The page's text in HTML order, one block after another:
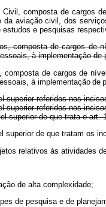
composta de cargos
aviação civil, dos
e pesquisas
composta de cargos de
à implementação
composta de cargos de
à implementação de
superior referidos nos
superior referidos nos
superior de que trata o art.
superior de que tratam os
relativos às atividades
de alta complexidade;
de pesquisa e de